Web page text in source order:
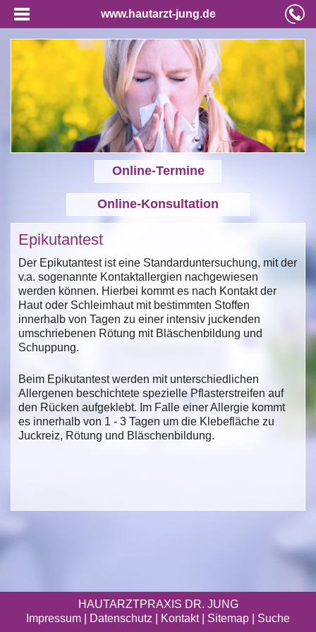
www.hautarzt-jung.de
Online-Termine
Online-Konsultation
Epikutantest
Der Epikutantest ist eine Standarduntersuchung, mit der
v.a. sogenannte Kontaktallergien nachgewiesen
werden können. Hierbei kommt es nach Kontakt der
Haut oder Schleimhaut mit bestimmten Stoffen
innerhalb von Tagen zu einer intensiv juckenden
umschriebenen Rötung mit Bläschenbildung und
Schuppung.
Beim Epikutantest werden mit unterschiedlichen
Allergenen beschichtete spezielle Pflasterstreifen auf
den Rücken aufgeklebt. Im Falle einer Allergie kommt
es innerhalb von 1 - 3 Tagen um die Klebefläche zu
Juckreiz, Rötung und Bläschenbildung.
HAUTARZTPRAXIS DR. JUNG
Impressum
Datenschutz | Kontakt | Sitemap Suche